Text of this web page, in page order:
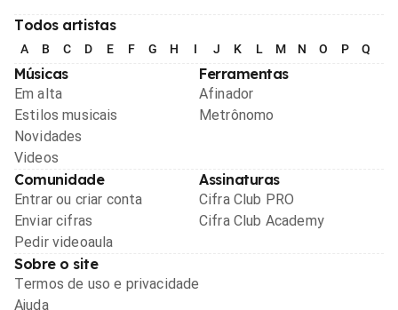
Todos artistas
A B C D E F G H I J K L M N O P Q
Músicas
Em alta
Estilos musicais
Novidades
Videos
Ferramentas
Afinador
Metrônomo
Comunidade
Entrar ou criar conta
Enviar cifras
Pedir videoaula
Assinaturas
Cifra Club PRO
Cifra Club Academy
Sobre o site
Termos de uso e privacidade
Ajuda